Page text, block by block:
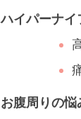
ハイパーナイ
お腹周りの